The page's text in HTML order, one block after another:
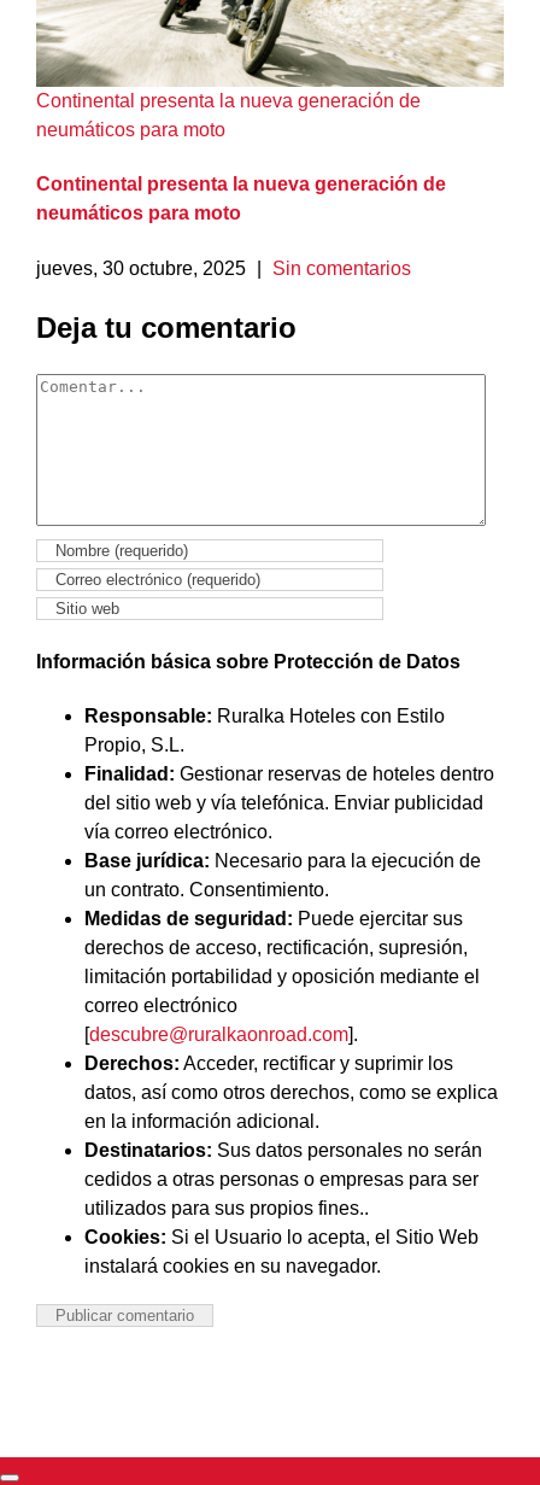
Continental presenta la nueva generación de
neumáticos para moto
Continental presenta la nueva generación de
neumáticos para moto
jueves, 30 octubre, 2025 Sin comentarios
Deja tu comentario
Comentar
Información básica sobre Protección de Datos
Responsable: Ruralka Hoteles con Estilo
Propio, S.L.
Finalidad: Gestionar reservas de hoteles dentro
del sitio web y vía telefónica. Enviar publicidad
vía correo electrónico.
Base jurídica: Necesario para la ejecución de
un contrato. Consentimiento.
Medidas de seguridad: Puede ejercitar sus
derechos de acceso, rectificación, supresión,
limitación portabilidad y oposición mediante el
correo electrónico
[descubre@ruralkaonroad.com].
Derechos: Acceder, rectificar y suprimir los
datos, así como otros derechos, como se explica
en la información adicional.
Destinatarios: Sus datos personales no serán
cedidos a otras personas o empresas para ser
utilizados para sus propios fines..
Cookies: Si el Usuario lo acepta, el Sitio Web
instalará cookies en su navegador.